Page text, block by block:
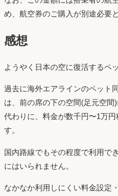
め、航空券のご購入が別途必要
感想
ようやく日本の空に復活するペ
過去に海外エアラインのペット
は、前の席の下の空間(足元空間
代わりに、料金が数千円〜1万
す。
国内路線でもその程度で利用で
にはいられません。
なかなか利用しにくい料金設定